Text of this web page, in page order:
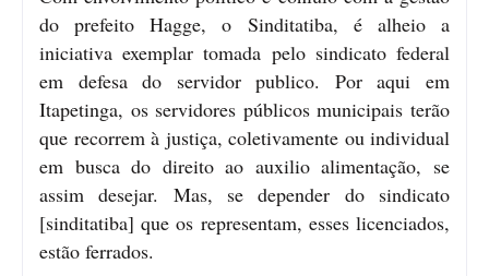
do prefeito Hagge, o Sinditatiba, é alheio a
iniciativa exemplar tomada pelo sindicato federal
em defesa do servidor publico. Por aqui em
Itapetinga, os servidores públicos municipais terão
que recorrem à justiça, coletivamente ou individual
em busca do direito ao auxilio alimentação, se
assim desejar. Mas, se depender do sindicato
[sinditatiba] que os representam, esses licenciados,
estão ferrados.